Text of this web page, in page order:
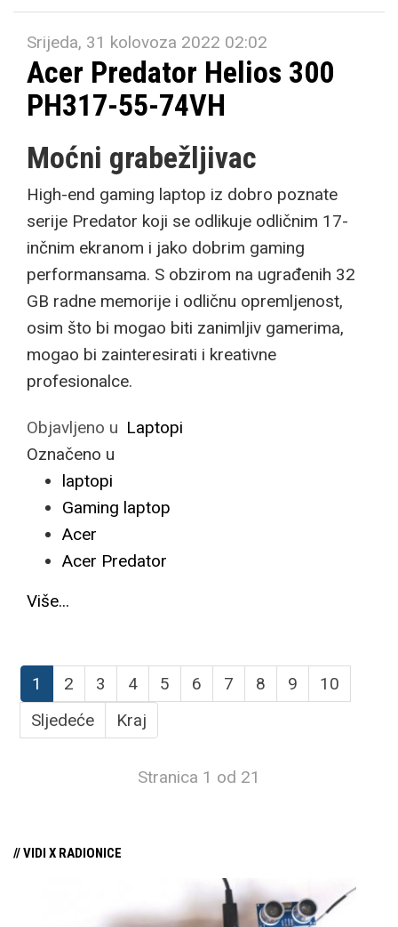
Srijeda, 31 kolovoza 2022 02:02
Acer Predator Helios 300
PH317-55-74VH
Moćni grabežljivac
High-end gaming laptop iz dobro poznate
serije Predator koji se odlikuje odličnim 17-
inčnim ekranom i jako dobrim gaming
performansama. S obzirom na ugrađenih 32
GB radne memorije i odličnu opremljenost,
osim što bi mogao biti zanimljiv gamerima,
mogao bi zainteresirati i kreativne
profesionalce.
Objavljeno u Laptopi
Označeno u
laptopi
Gaming laptop
Acer
Acer Predator
Više...
1 2 3 4 5 6 7 8 9
10
Sljedeće
Kraj
Stranica 1 od 21
// VIDI X RADIONICE